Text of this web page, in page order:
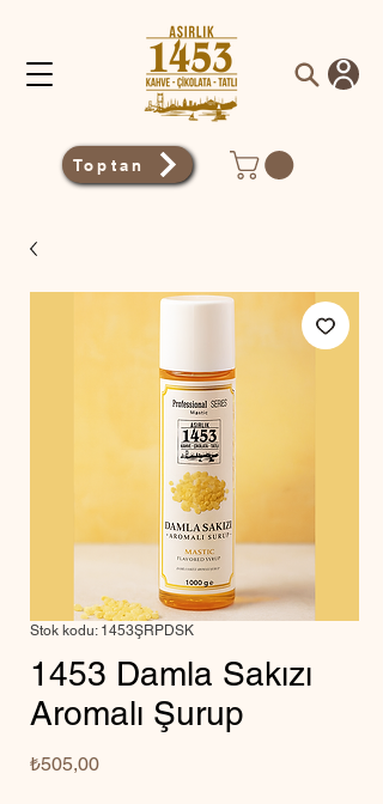
Toptan
Stok kodu: 1453ŞRPDSK
1453 Damla Sakızı
Aromalı Şurup
₺505,00Fiyat